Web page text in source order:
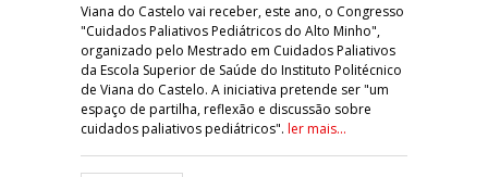
Viana do Castelo vai receber, este ano, o Congresso
"Cuidados Paliativos Pediátricos do Alto Minho",
organizado pelo Mestrado em Cuidados Paliativos
da Escola Superior de Saúde do Instituto Politécnico
de Viana do Castelo. A iniciativa pretende ser "um
espaço de partilha, reflexão e discussão sobre
cuidados paliativos pediátricos". ler mais...